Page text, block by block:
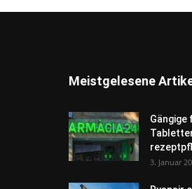
Meistgelesene
Gängige
3. Januar